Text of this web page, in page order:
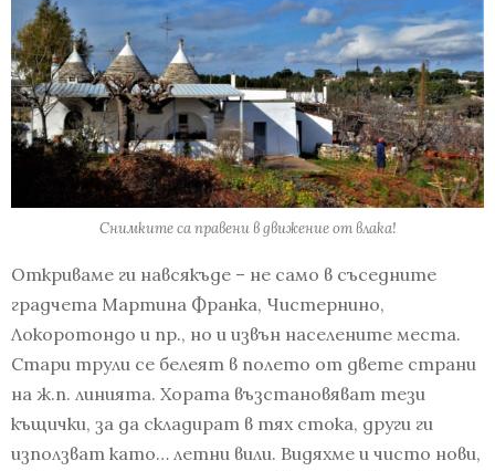
Снимките са правени в движение от влака!
Откриваме ги навсякъде – не само в съседните
градчета Мартина Франка, Чистернино,
Локоротондо и пр., но и извън населените места.
Стари трули се белеят в полето от двете страни
на ж.п. линията. Хората възстановяват тези
къщички, за да складират в тях стока, други ги
използват като… летни вили. Видяхме и чисто нови,